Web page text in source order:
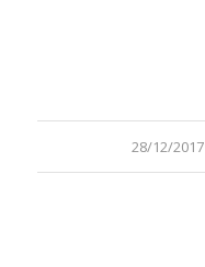
28/12/2017
/